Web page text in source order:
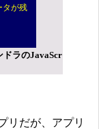
タが残
ドラのJavaScr
リだが、アプリ